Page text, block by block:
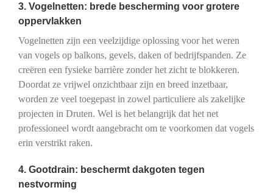
3. Vogelnetten: brede bescherming voor grotere
oppervlakken
Vogelnetten zijn een veelzijdige oplossing voor het weren
van vogels op balkons, gevels, daken of bedrijfspanden. Ze
creëren een fysieke barrière zonder het zicht te blokkeren.
Doordat ze vrijwel onzichtbaar zijn en breed inzetbaar,
worden ze veel toegepast in zowel particuliere als zakelijke
projecten in Druten. Wel is het belangrijk dat het net
professioneel wordt aangebracht om te voorkomen dat vogels
erin verstrikt raken.
4. Gootdrain: beschermt dakgoten tegen
nestvorming